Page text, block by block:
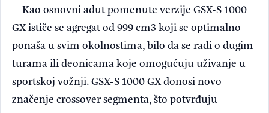
Kao osnovni adut pomenute verzije GSX-S 1000
GX ističe se agregat od 999 cm3 koji se optimalno
ponaša u svim okolnostima, bilo da se radi o dugim
turama ili deonicama koje omogućuju uživanje u
sportskoj vožnji. GSX-S 1000 GX donosi novo
značenje crossover segmenta, što potvrđuju